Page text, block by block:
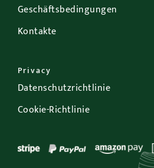
Geschäftsbedingungen
Kontakte
Privacy
Datenschutzrichtlinie
Cookie-Richtlinie